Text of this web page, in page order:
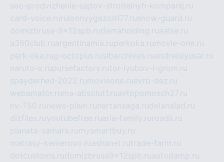
seo-prodvizhenie-sajtov-stroitelnyh-kompanij.ru
card-voice.ru rulonnyygazon177.rusnow-guard.ru
domizbrusa-9x12spb.rudemaholding.ruaalse.ru
a380club.ruargentinamia.ruperkoka.ru movie-one.ru
perk-oka.rug-octopus.rusibarchives.ruandreislyusar.ru
naruto-x.rupursefactory.rutor-lyubov-i-grom.ru
spayderhed-2022.ru movieone.ruevro-dez.ru
webamator.ru ma-absolut1.ruavtopomosch27.ru
nv-750.ru news-plain.ru nertansaga.rudelanalad.ru
dizfiles.ruyoutubefree.ruaria-family.ru roadli.ru
planeta-samara.ru mysmartbuy.ru
matrasy-kemerovo.ruashanet.rutrade-farm.ru
dotcustoms.rudomizbrusa9x12spb.ruautodamp.ru